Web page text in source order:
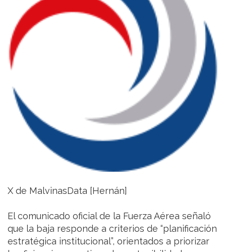
X de MalvinasData [Hernán]
El comunicado oficial de la Fuerza Aérea señaló
que la baja responde a criterios de “planificación
estratégica institucional”, orientados a priorizar